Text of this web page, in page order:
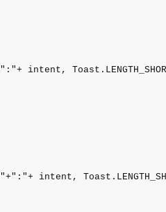
intent,
intent,